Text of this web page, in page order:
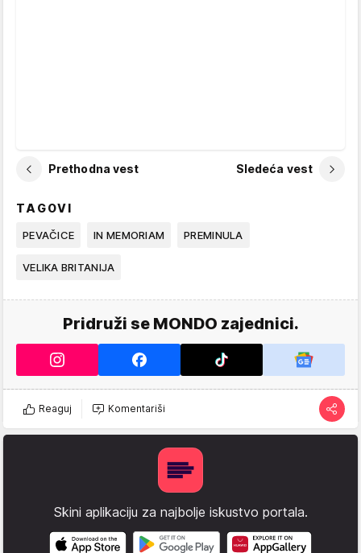
Prethodna vest Sledeća vest
TAGOVI
PEVAČICE IN MEMORIAM PREMINULA
VELIKA BRITANIJA
Pridruži se MONDO zajednici.
Reaguj Komentariši
Skini aplikaciju za najbolje iskustvo portala.